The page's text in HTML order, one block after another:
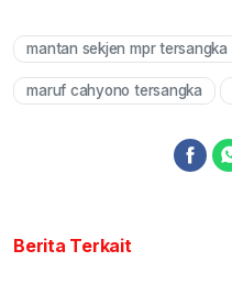
mantan sekjen mpr tersangka
maruf cahyono tersangka
Berita Terkait